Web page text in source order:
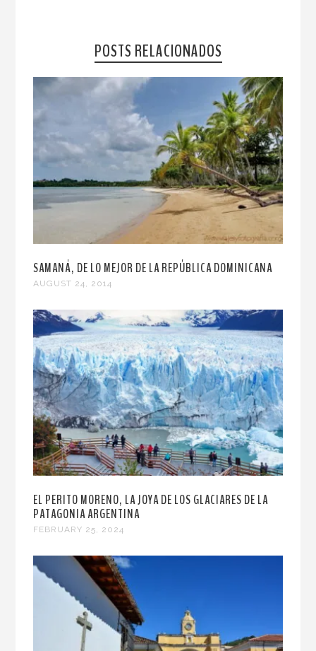
POSTS RELACIONADOS
SAMANÁ, DE LO MEJOR DE LA REPÚBLICA DOMINICANA
AUGUST 24, 2014
EL PERITO MORENO, LA JOYA DE LOS GLACIARES DE LA
PATAGONIA ARGENTINA
FEBRUARY 25, 2024